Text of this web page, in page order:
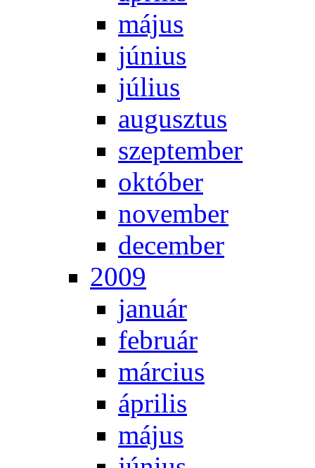
má­jus
jú­ni­us
jú­li­us
au­gusz­tus
szep­tem­ber
ok­tó­ber
no­vem­ber
de­cem­ber
2009
ja­nu­ár
feb­ru­ár
már­ci­us
áp­ri­lis
má­jus